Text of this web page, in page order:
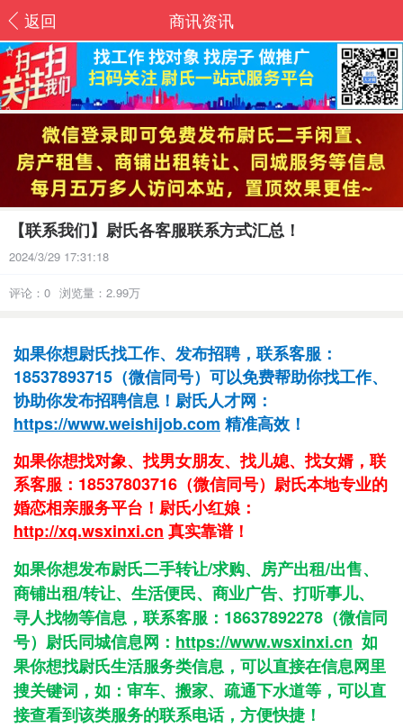
返回 商讯资讯
【联系我们】尉氏各客服联系方式汇总！
2024/3/29 17:31:18
评论：0 浏览量：2.99万
如果你想尉氏找工作、发布招聘，联系客服：
18537893715（微信同号）可以免费帮助你找工作、
协助你发布招聘信息！尉氏人才网：
https://www.weishijob.com 精准高效！
如果你想找对象、找男女朋友、找儿媳、找女婿，联
系客服：18537803716（微信同号）尉氏本地专业的
婚恋相亲服务平台！尉氏小红娘：
http://xq.wsxinxi.cn 真实靠谱！
如果你想发布尉氏二手转让/求购、房产出租/出售、
商铺出租/转让、生活便民、商业广告、打听事儿、
寻人找物等信息，联系客服：18637892278（微信同
号）尉氏同城信息网： https://www.wsxinxi.cn 如
果你想找尉氏生活服务类信息，可以直接在信息网里
搜关键词，如：审车、搬家、疏通下水道等，可以直
接查看到该类服务的联系电话，方便快捷！